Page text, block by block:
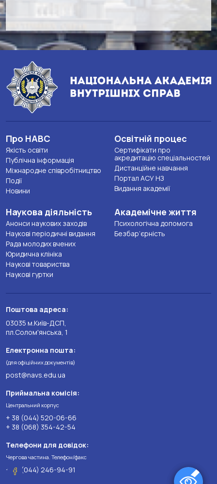
Про НАВС
Якість освіти
Публічна інформація
Міжнародне співробітництво
Події
Новини
Освітній процес
Сертифікати про
акредитацію спеціальностей
Дистанційне навчання
Портал АСУ НЗ
Видання академії
Наукова діяльність
Анонси наукових заходів
Наукові періодичні видання
Рада молодих вчених
Юридична клініка
Наукові товариства
Наукові гуртки
Академічне життя
Психологічна допомога
Безбар’єрність
Поштова адреса:
03035 м.Київ-ДСП,
пл.Солом'янська, 1
Електронна пошта:
(для офіційних документів)
post@navs.edu.ua
Приймальна комісія:
Центральний корпус
+ 38 (044) 520-06-66
+ 38 (068) 354-42-54
Телефони для довідок:
Чергова частина. Телефон/факс
+ 38 (044) 246-94-91